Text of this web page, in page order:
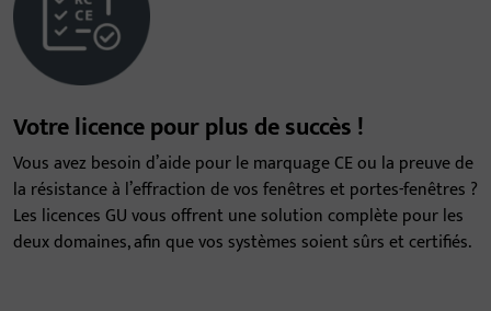
Votre licence pour plus de succès !
Vous avez besoin d’aide pour le marquage CE ou la preuve de
la résistance à l’effraction de vos fenêtres et portes-fenêtres ?
Les licences GU vous offrent une solution complète pour les
deux domaines, afin que vos systèmes soient sûrs et certifiés.